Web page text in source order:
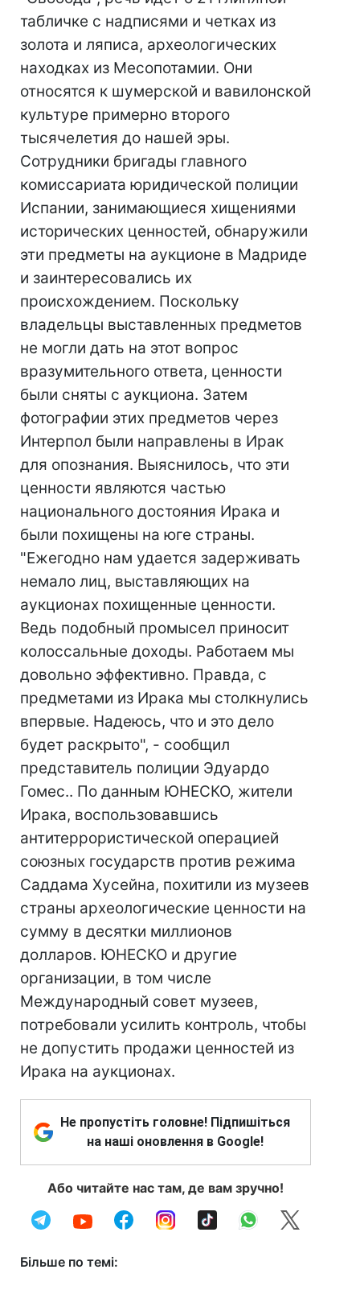
табличке с надписями и четках из
золота и ляписа, археологических
находках из Месопотамии. Они
относятся к шумерской и вавилонской
культуре примерно второго
тысячелетия до нашей эры.
Сотрудники бригады главного
комиссариата юридической полиции
Испании, занимающиеся хищениями
исторических ценностей, обнаружили
эти предметы на аукционе в Мадриде
и заинтересовались их
происхождением. Поскольку
владельцы выставленных предметов
не могли дать на этот вопрос
вразумительного ответа, ценности
были сняты с аукциона. Затем
фотографии этих предметов через
Интерпол были направлены в Ирак
для опознания. Выяснилось, что эти
ценности являются частью
национального достояния Ирака и
были похищены на юге страны.
"Ежегодно нам удается задерживать
немало лиц, выставляющих на
аукционах похищенные ценности.
Ведь подобный промысел приносит
колоссальные доходы. Работаем мы
довольно эффективно. Правда, с
предметами из Ирака мы столкнулись
впервые. Надеюсь, что и это дело
будет раскрыто", - сообщил
представитель полиции Эдуардо
Гомес.. По данным ЮНЕСКО, жители
Ирака, воспользовавшись
антитеррористической операцией
союзных государств против режима
Саддама Хусейна, похитили из музеев
страны археологические ценности на
сумму в десятки миллионов
долларов. ЮНЕСКО и другие
организации, в том числе
Международный совет музеев,
потребовали усилить контроль, чтобы
не допустить продажи ценностей из
Ирака на аукционах.
Не пропустіть головне! Підпишіться
на наші оновлення в Google!
Або читайте нас там, де вам зручно!
Більше по темі: